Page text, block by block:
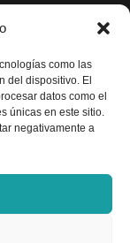
como las
del dispositivo. El
datos como el
únicas en este sitio.
negativamente a